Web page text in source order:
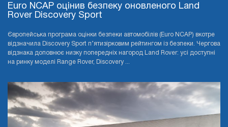
Euro NCAP оцінив безпеку оновленого Land
Rover Discovery Sport
Європейська програма оцінки безпеки автомобілів (Euro NCAP) вкотре
відзначила Discovery Sport п’ятизірковим рейтингом із безпеки. Чергова
відзнака доповнює низку попередніх нагород Land Rover: усі доступні
на ринку моделі Range Rover, Discovery ...